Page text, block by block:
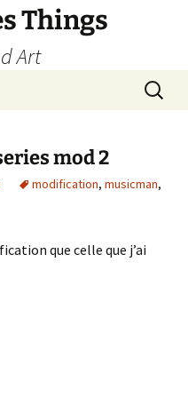
Things
Art
mod 2
modification, musicman,
que celle que j’ai